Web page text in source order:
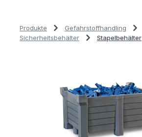
Produkte
Gefahrstoffhandling
Sicherheitsbehälter
Stapelbehälter